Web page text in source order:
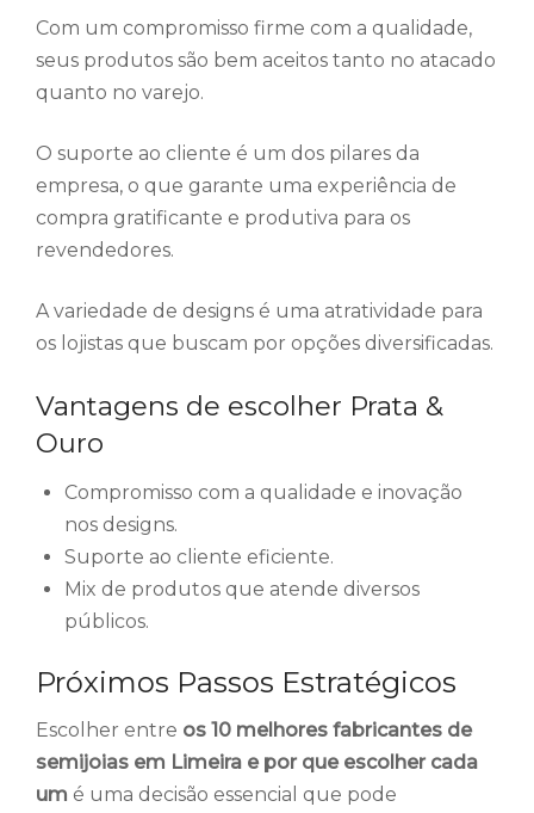
Com um compromisso firme com a qualidade,
seus produtos são bem aceitos tanto no atacado
quanto no varejo.
O suporte ao cliente é um dos pilares da
empresa, o que garante uma experiência de
compra gratificante e produtiva para os
revendedores.
A variedade de designs é uma atratividade para
os lojistas que buscam por opções diversificadas.
Vantagens de escolher Prata &
Ouro
Compromisso com a qualidade e inovação
nos designs.
Suporte ao cliente eficiente.
Mix de produtos que atende diversos
públicos.
Próximos Passos Estratégicos
Escolher entre os 10 melhores fabricantes de
semijoias em Limeira e por que escolher cada
um é uma decisão essencial que pode